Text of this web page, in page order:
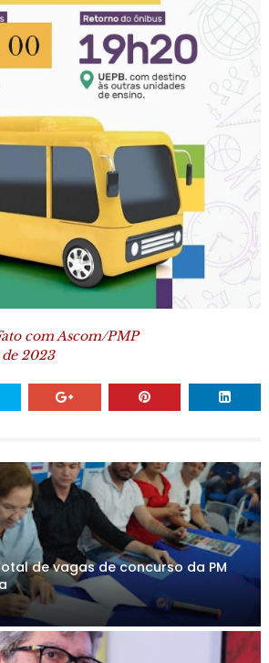
com Ascom/PMP
2023
de vagas de concurso da PM